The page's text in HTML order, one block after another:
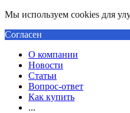
Мы используем cookies для
Согласен
О компании
Новости
Статьи
Вопрос-ответ
Как купить
...